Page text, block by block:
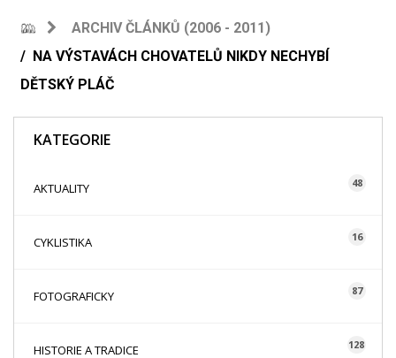
ARCHIV ČLÁNKŮ (2006 - 2011)
NA VÝSTAVÁCH CHOVATELŮ NIKDY NECHYBÍ
DĚTSKÝ PLÁČ
KATEGORIE
AKTUALITY 48
CYKLISTIKA 16
FOTOGRAFICKY 87
HISTORIE A TRADICE 128